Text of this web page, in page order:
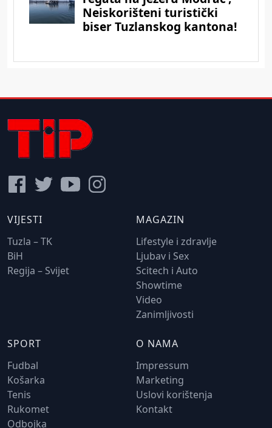
VIJESTI
Tuzla – TK
BiH
Regija – Svijet
MAGAZIN
Lifestyle i zdravlje
Ljubav i Sex
Scitech i Auto
Showtime
Video
Zanimljivosti
SPORT
Fudbal
Košarka
Tenis
Rukomet
Odbojka
O NAMA
Impressum
Marketing
Uslovi korištenja
Kontakt